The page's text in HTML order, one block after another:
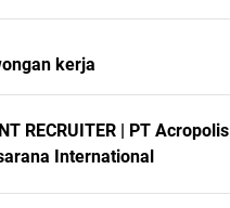
kerja
RECRUITER | PT Acropolis
International